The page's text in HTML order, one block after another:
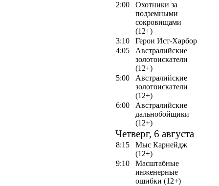
2:00
Охотники за
подземными
сокровищами
(12+)
3:10
Герои Ист-Харбор
4:05
Австралийские
золотоискатели
(12+)
5:00
Австралийские
золотоискатели
(12+)
6:00
Австралийские
дальнобойщики
(12+)
Четверг, 6 августа
8:15
Мыс Карнейдж
(12+)
9:10
Масштабные
инженерные
ошибки (12+)